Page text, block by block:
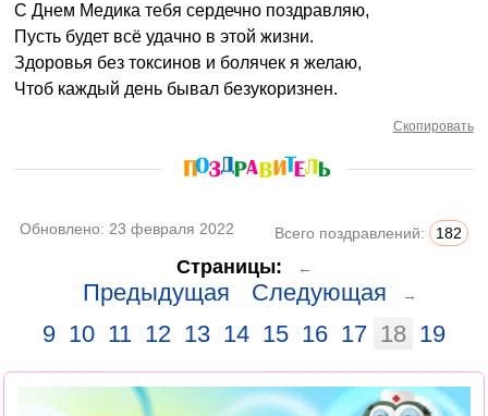
С Днем Медика тебя сердечно поздравляю,
Пусть будет всё удачно в этой жизни.
Здоровья без токсинов и болячек я желаю,
Чтоб каждый день бывал безукоризнен.
Скопировать
Обновлено: 23 февраля 2022 Всего поздравлений: 182
Страницы: ←
Предыдущая Следующая →
9 10 11 12 13 14 15 16 17 18 19